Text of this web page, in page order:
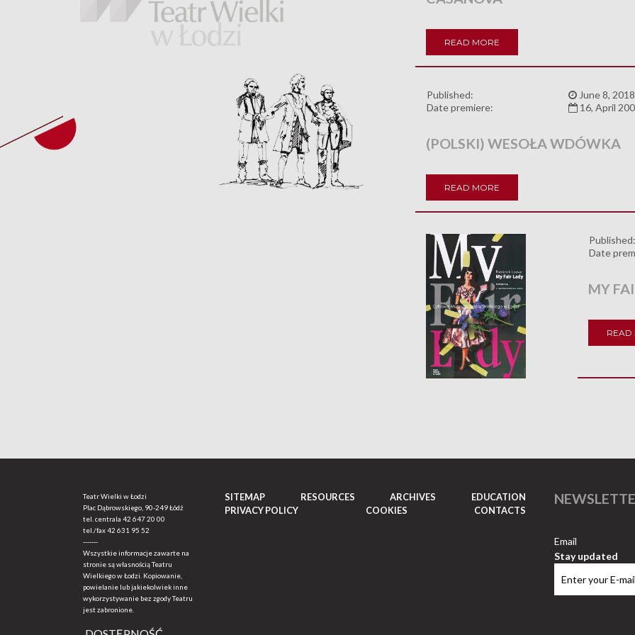
READ MORE
Published:
June 8,
Date premiere:
16, April
(POLSKI) WESOŁA WDÓWKA
READ MORE
Published:
Date
MY
READ
Teatr Wielki w Łodzi
Plac Dąbrowskiego, 90-249 Łódź
tel. centrala 42 647 20 00
tel./fax42 631 95 52
-------
Wszystkie informacje zawarte na
stronie są własnością Teatru
Wielkiego w Łodzi. Kopiowanie,
powielanie lub jakiekolwiek inne
wykorzystywanie bez zgody Teatru
jest zabronione.
SITEMAP RESOURCES ARCHIVES
EDUCATION
PRIVACY POLICY
COOKIES CONTACTS
Email
Stay updated